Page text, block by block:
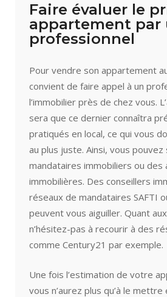
Faire évaluer le
appartement par
professionnel
Pour vendre son appartement
convient de faire appel à un
l’immobilier près de chez vous.
sera que ce dernier connaîtra
pratiqués en local, ce qui vous
au plus juste. Ainsi, vous
mandataires immobiliers ou des
immobilières. Des conseillers
réseaux de mandataires SAFTI
peuvent vous aiguiller. Quant
n’hésitez-pas à recourir à des
comme Century21 par exemple.
Une fois l’estimation de votre
vous n’aurez plus qu’à le